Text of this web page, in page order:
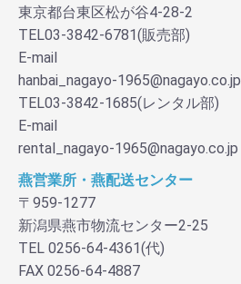
東京都台東区松が谷4-28-2
TEL03-3842-6781(販売部)
E-mail
hanbai_nagayo-1965@nagayo.co.jp
TEL03-3842-1685(レンタル部)
E-mail
rental_nagayo-1965@nagayo.co.jp
燕営業所・燕配送センター
〒959-1277
新潟県燕市物流センター2-25
TEL 0256-64-4361(代)
FAX 0256-64-4887